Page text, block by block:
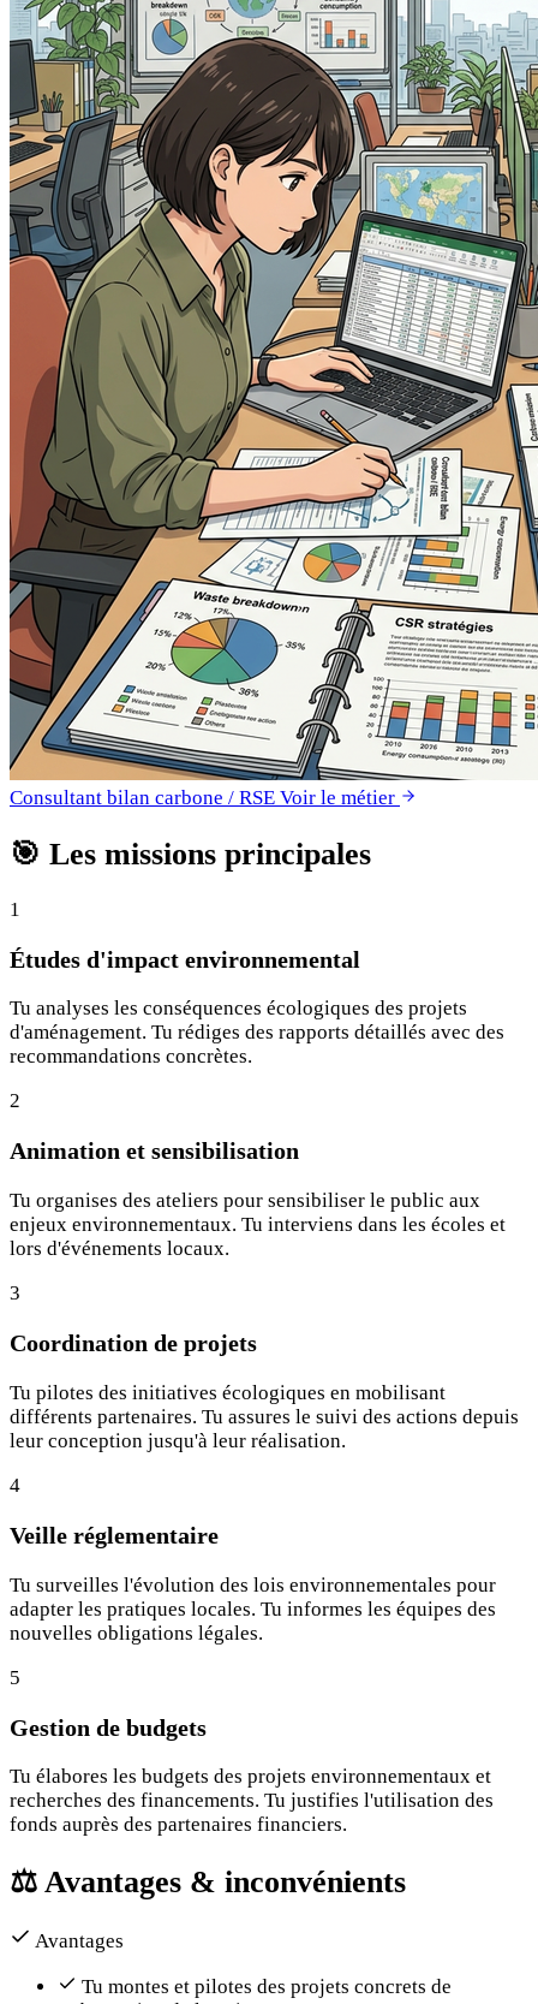
Consultant bilan carbone / RSE Voir le métier
🎯 Les missions principales
1
Études d'impact environnemental
Tu analyses les conséquences écologiques des projets
d'aménagement. Tu rédiges des rapports détaillés avec des
recommandations concrètes.
2
Animation et sensibilisation
Tu organises des ateliers pour sensibiliser le public aux
enjeux environnementaux. Tu interviens dans les écoles et
lors d'événements locaux.
3
Coordination de projets
Tu pilotes des initiatives écologiques en mobilisant
différents partenaires. Tu assures le suivi des actions depuis
leur conception jusqu'à leur réalisation.
4
Veille réglementaire
Tu surveilles l'évolution des lois environnementales pour
adapter les pratiques locales. Tu informes les équipes des
nouvelles obligations légales.
5
Gestion de budgets
Tu élabores les budgets des projets environnementaux et
recherches des financements. Tu justifies l'utilisation des
fonds auprès des partenaires financiers.
⚖️ Avantages & inconvénients
Avantages
Tu montes et pilotes des projets concrets de